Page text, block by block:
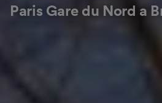
Paris Gare du Nord a